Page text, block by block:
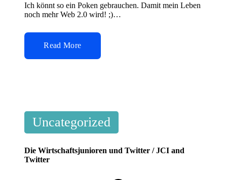
by
Ich könnt so ein Poken gebrauchen. Damit mein Leben
noch mehr Web 2.0 wird! ;)…
Read More
Posted
in
Uncategorized
Die Wirtschaftsjunioren und Twitter / JCI and
Twitter